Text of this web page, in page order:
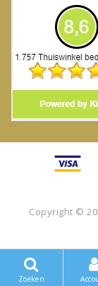
Copyright ©
Zoeken